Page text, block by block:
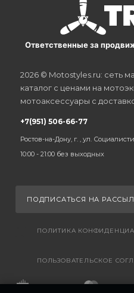
Ответственные за
2026 © Motostyles.ru: сеть
каталог с ценами на
мотоаксессуары с
+7(951) 506-66-77
Ростов-на-Дону, г. , ул.
10:00 - 21:00 без выходных
ПОДПИСАТЬСЯ НА
ПОЛИТИКА
ПОЛЬЗОВАТЕЛЬСКОЕ